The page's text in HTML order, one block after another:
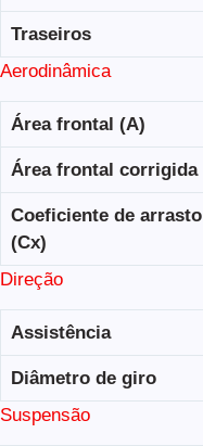
Traseiros
Aerodinâmica
Área frontal (A)
Área frontal corrigida
Coeficiente de arrasto
(Cx)
Direção
Assistência
Diâmetro de giro
Suspensão